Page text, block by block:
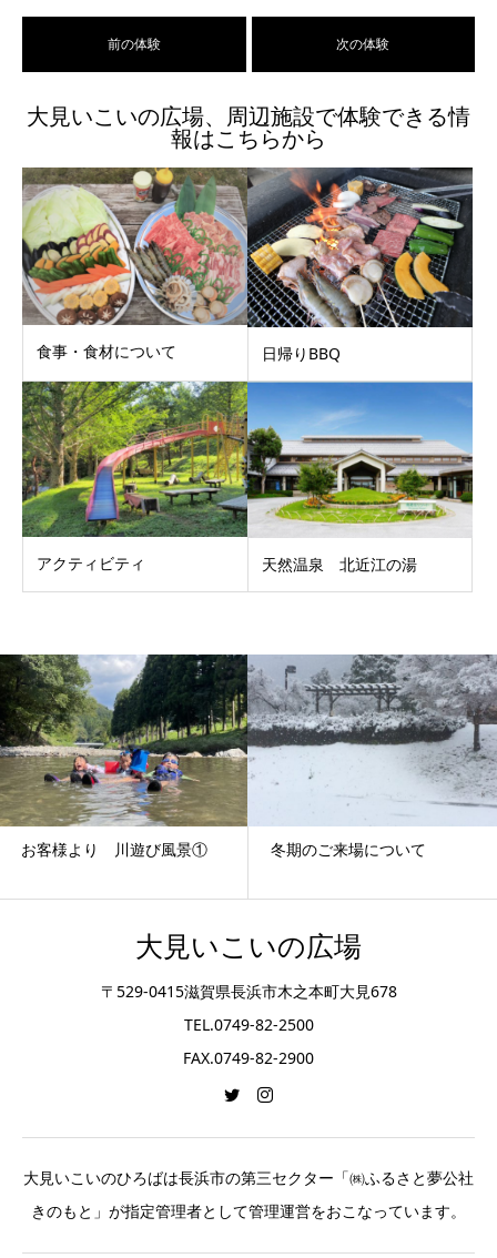
前の体験 次の体験
大見いこいの広場、周辺施設で体験できる情
報はこちらから
食事・食材について 日帰りBBQ
アクティビティ 天然温泉 北近江の湯
お客様より 川遊び風景① 冬期のご来場について
大見いこいの広場
〒529-0415滋賀県長浜市木之本町大見678
TEL.0749-82-2500
FAX.0749-82-2900
大見いこいのひろばは長浜市の第三セクター「㈱ふるさと夢公社
きのもと」が指定管理者として管理運営をおこなっています。